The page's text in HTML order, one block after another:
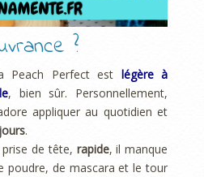
?
Peach Perfect est légère à
, bien sûr. Personnellement,
appliquer au quotidien et
.
prise de tête, rapide, il manque
poudre, de mascara et le tour